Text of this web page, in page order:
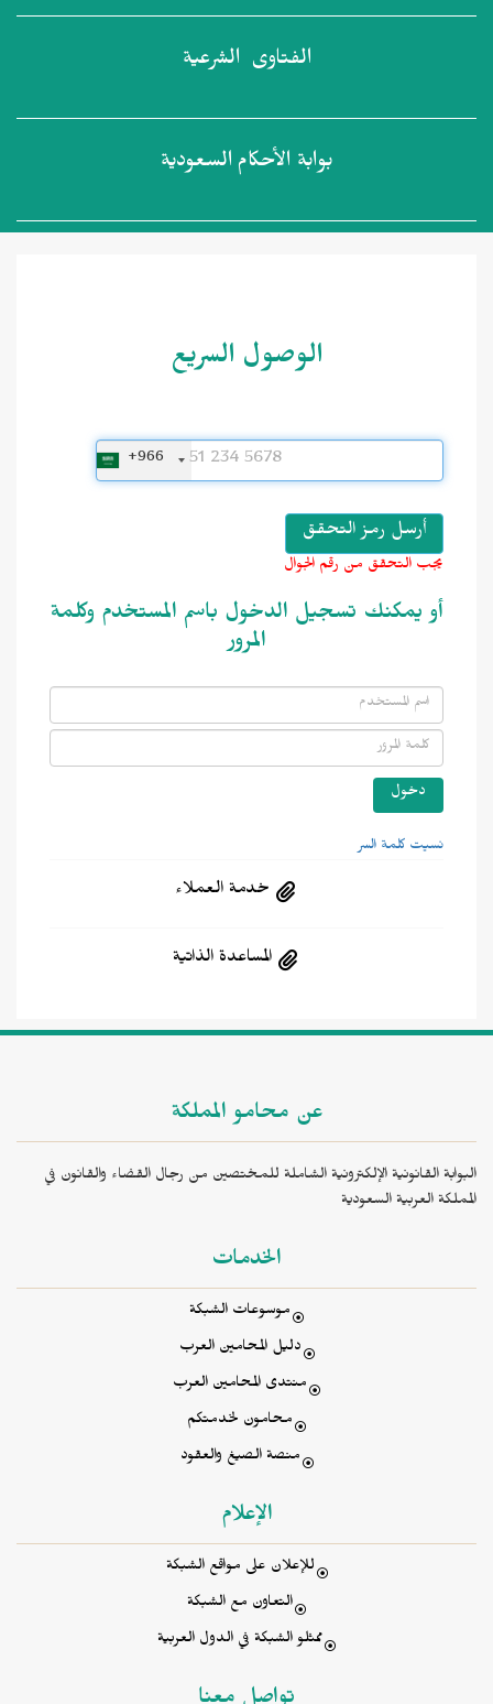
الفتاوى الشرعية
بوابة الأحكام السعودية
الوصول السريع
+966
يجب التحقق من رقم الجوال
أو يمكنك تسجيل الدخول باسم المستخدم وكلمة
المرور
نسيت كلمة السر
خدمة العملاء
المساعدة الذاتية
عن محامو المملكة
البوابة القانونية الإلكترونية الشاملة للمختصين من رجال القضاء والقانون في
المملكة العربية السعودية
الخدمات
موسوعات الشبكة
دليل المحامين العرب
منتدى المحامين العرب
محامون لخدمتكم
منصة الصيغ والعقود
الإعلام
للإعلان على مواقع الشبكة
التعاون مع الشبكة
ممثلو الشبكة في الدول العربية